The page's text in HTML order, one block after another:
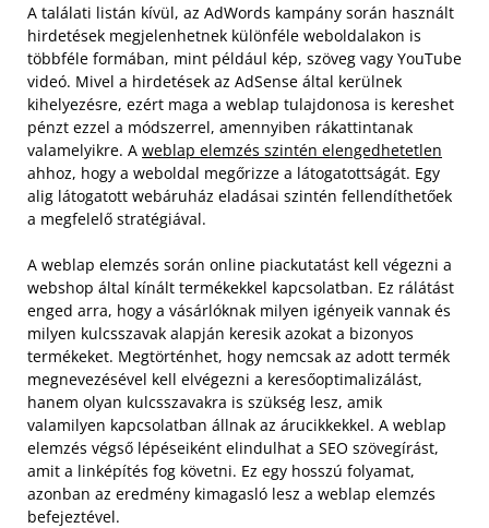
A találati listán kívül, az AdWords kampány során használt
hirdetések megjelenhetnek különféle weboldalakon is
többféle formában, mint például kép, szöveg vagy YouTube
videó. Mivel a hirdetések az AdSense által kerülnek
kihelyezésre, ezért maga a weblap tulajdonosa is kereshet
pénzt ezzel a módszerrel, amennyiben rákattintanak
valamelyikre. A weblap elemzés szintén elengedhetetlen
ahhoz, hogy a weboldal megőrizze a látogatottságát. Egy
alig látogatott webáruház eladásai szintén fellendíthetőek
a megfelelő stratégiával.
A weblap elemzés során online piackutatást kell végezni a
webshop által kínált termékekkel kapcsolatban. Ez rálátást
enged arra, hogy a vásárlóknak milyen igényeik vannak és
milyen kulcsszavak alapján keresik azokat a bizonyos
termékeket. Megtörténhet, hogy nemcsak az adott termék
megnevezésével kell elvégezni a keresőoptimalizálást,
hanem olyan kulcsszavakra is szükség lesz, amik
valamilyen kapcsolatban állnak az árucikkekkel. A weblap
elemzés végső lépéseiként elindulhat a SEO szövegírást,
amit a linképítés fog követni. Ez egy hosszú folyamat,
azonban az eredmény kimagasló lesz a weblap elemzés
befejeztével.